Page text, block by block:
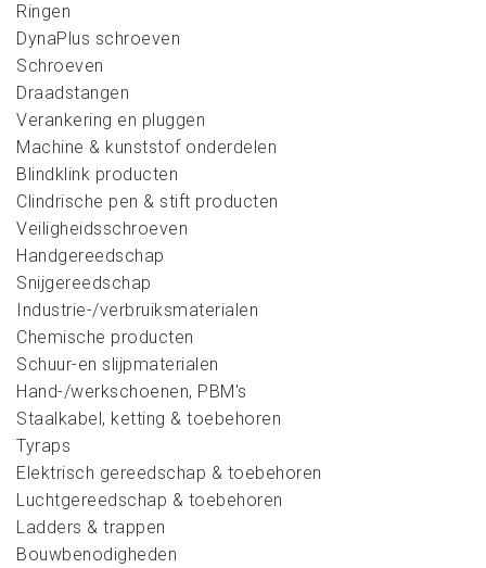
Ringen
DynaPlus schroeven
Schroeven
Draadstangen
Verankering en pluggen
Machine & kunststof onderdelen
Blindklink producten
Clindrische pen & stift producten
Veiligheidsschroeven
Handgereedschap
Snijgereedschap
Industrie-/verbruiksmaterialen
Chemische producten
Schuur-en slijpmaterialen
Hand-/werkschoenen, PBM's
Staalkabel, ketting & toebehoren
Tyraps
Elektrisch gereedschap & toebehoren
Luchtgereedschap & toebehoren
Ladders & trappen
Bouwbenodigheden